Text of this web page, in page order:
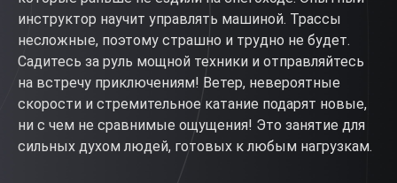
инструктор научит управлять машиной. Трассы
несложные, поэтому страшно и трудно не будет.
Садитесь за руль мощной техники и отправляйтесь
на встречу приключениям! Ветер, невероятные
скорости и стремительное катание подарят новые,
ни с чем не сравнимые ощущения! Это занятие для
сильных духом людей, готовых к любым нагрузкам.